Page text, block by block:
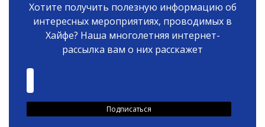
Хотите получить полезную информацию об
интересных мероприятиях, проводимых в
Хайфе? Наша многолетняя интернет-
рассылка вам о них расскажет